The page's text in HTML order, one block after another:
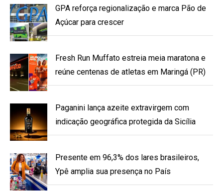
GPA reforça regionalização e marca Pão de
Açúcar para crescer
Fresh Run Muffato estreia meia maratona e
reúne centenas de atletas em Maringá (PR)
Paganini lança azeite extravirgem com
indicação geográfica protegida da Sicília
Presente em 96,3% dos lares brasileiros,
Ypê amplia sua presença no País